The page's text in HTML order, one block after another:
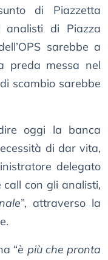
di Piazzetta
analisti di Piazza
sarebbe a
preda messa nel
scambio sarebbe
oggi la banca
di dar vita,
delegato
call con gli analisti,
”, attraverso la
“è più che pronta